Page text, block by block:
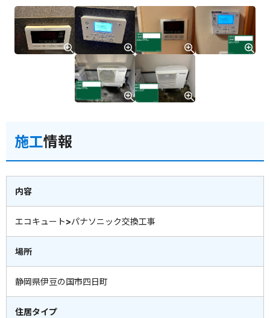
施工情報
内容
エコキュート>パナソニック交換工事
場所
静岡県伊豆の国市四日町
住居タイプ